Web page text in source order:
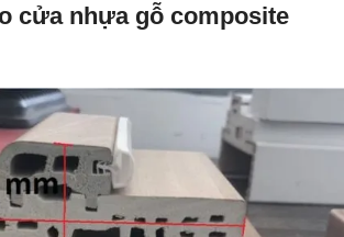
cửa nhựa gỗ composite